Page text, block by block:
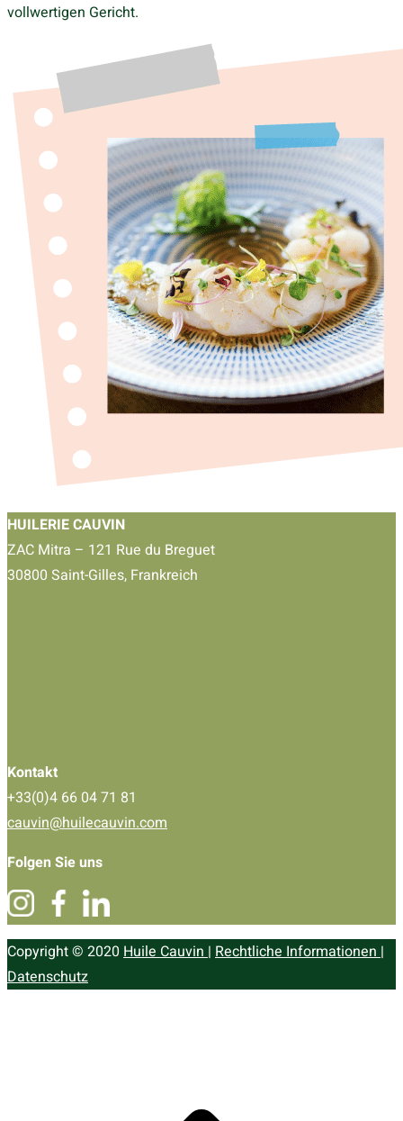
vollwertigen Gericht.
HUILERIE CAUVIN
ZAC Mitra – 121 Rue du Breguet
30800 Saint-Gilles, Frankreich
Kontakt
+33(0)4 66 04 71 81
cauvin@huilecauvin.com
Folgen Sie uns
Copyright © 2020 Huile Cauvin| Rechtliche Informationen|
Datenschutz